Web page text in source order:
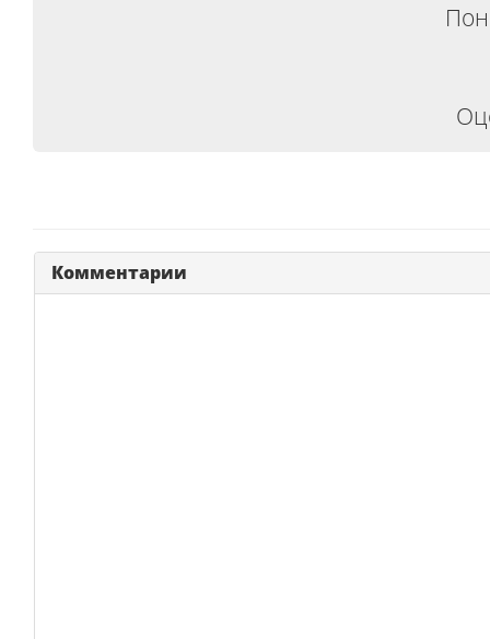
Комментарии